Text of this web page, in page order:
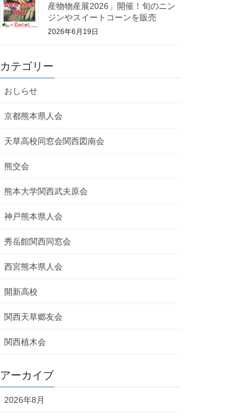
産物物産展2026」開催！旬のニン
ジンやスイートコーンを販売
2026年6月19日
カテゴリー
おしらせ
京都熊本県人会
天草高校同窓会関西図南会
熊交会
熊本大学関西武夫原会
神戸熊本県人会
秀岳館関西同窓会
西宮熊本県人会
開新高校
関西天草郷友会
関西植木会
アーカイブ
2026年8月